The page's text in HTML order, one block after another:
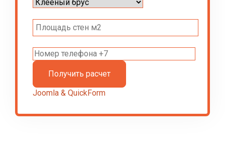
Joomla & QuickForm